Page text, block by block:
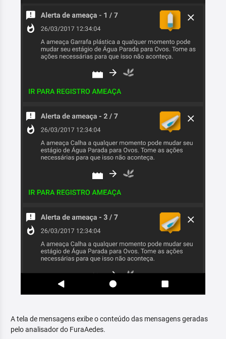
A tela de mensagens exibe o conteúdo das mensagens geradas
pelo analisador do FuraAedes.